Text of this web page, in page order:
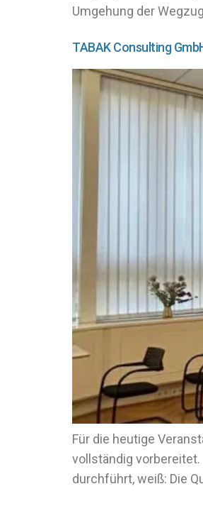
Umgehung der
TABAK Consulting
Für die heutige
vollständig vorbereitet.
durchführt, weiß: Die